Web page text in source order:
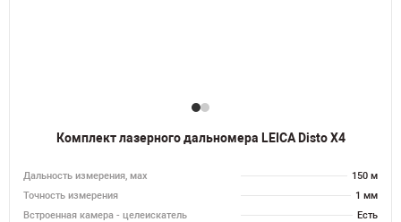
Комплект лазерного дальномера LEICA Disto X4
Дальность измерения, мах
150 м
Точность измерения
1 мм
Встроенная камера - целеискатель
Есть